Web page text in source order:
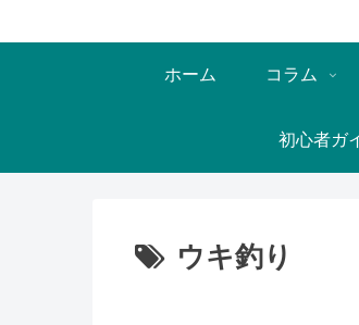
ホーム コラム
初心者ガ
ウキ釣り